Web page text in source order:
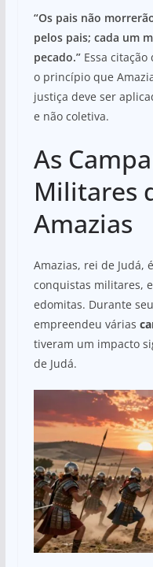
“Os pais não
pelos pais; cada um
pecado.”Essa citação
o princípio que
justiça deve ser
e não coletiva.
As
Militares
Amazias
Amazias, rei de Judá,
conquistas militares,
edomitas. Durante
empreendeu várias
tiveram um impacto
de Judá.